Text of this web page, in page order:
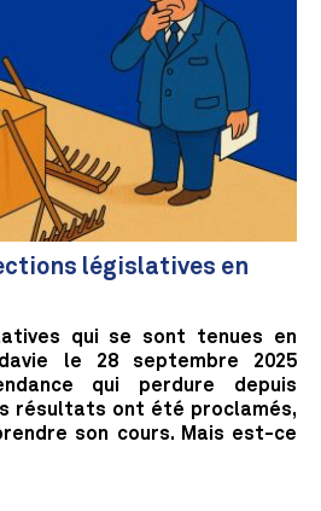
législatives en
qui se sont tenues en
le 28 septembre 2025
qui perdure depuis
résultats ont été proclamés,
son cours. Mais est-ce